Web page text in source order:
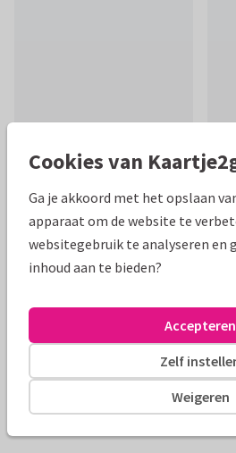
Mooie extra's bij je kaart
Cookies van
Ga je akkoord met het opslaan
apparaat om de website te
websitegebruik te analyseren en
inhoud aan te bieden?
Weigeren
Zelf
Accepteren